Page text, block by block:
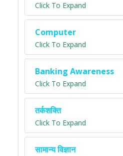
Click To Expand
Computer
Click To Expand
Banking Awareness
Click To Expand
तर्कशक्ति
Click To Expand
सामान्य विज्ञान